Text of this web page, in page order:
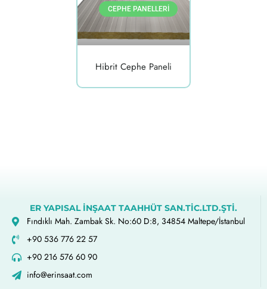
CEPHE PANELLERI
Hibrit Cephe Paneli
ER YAPISAL İNŞAAT TAAHHÜT SAN.TİC.LTD.ŞTİ.
Fındıklı Mah. Zambak Sk. No:60 D:8, 34854 Maltepe/İstanbul
+90 536 776 22 57
+90 216 576 60 90
info@erinsaat.com